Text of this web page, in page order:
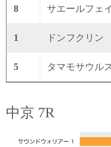
8 サエールフェ
1 ドンフクリン
5 タマモサウルス
中京 7R